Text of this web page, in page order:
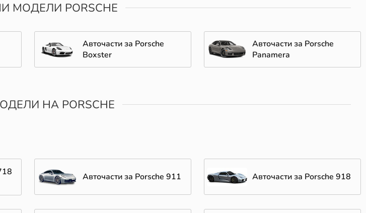
МОДЕЛИ PORSCHE
Авточасти за Porsche
Boxster
Авточасти за Porsche
Panamera
НА PORSCHE
Авточасти за Porsche 911 Авточасти за Porsche 918